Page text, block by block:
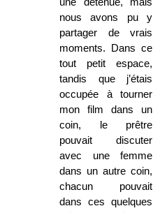
nous avons pu y
partager de vrais
moments. Dans ce
tout petit espace,
tandis que j’étais
occupée à tourner
mon film dans un
coin, le prêtre
pouvait discuter
avec une femme
dans un autre coin,
chacun pouvait
dans ces quelques